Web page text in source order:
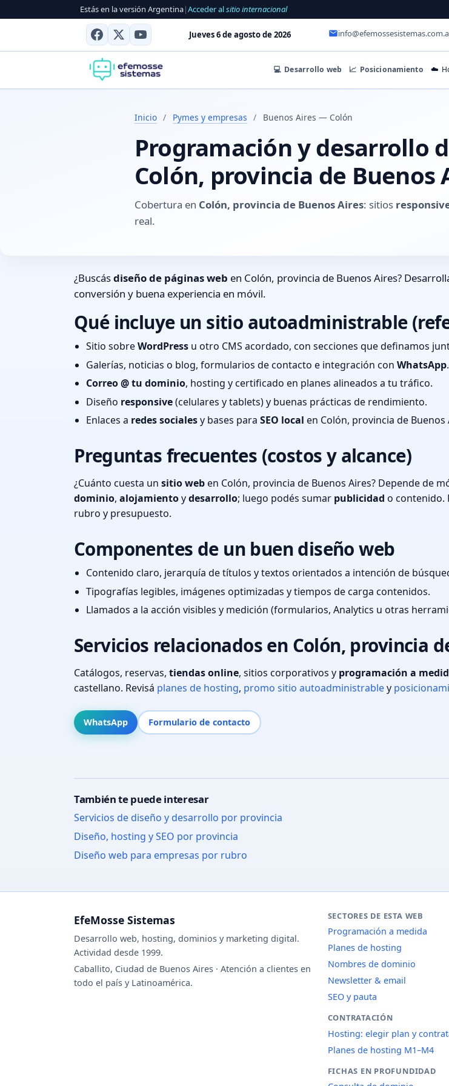
Estás en la versión Argentina|Acceder alsitio internacional
Jueves 6 de agosto de 2026
💻 Desarrollo web 📈 Posicionamiento ☁️
Inicio / Pymes y empresas / Buenos Aires — Colón
Programación y desarrollo
Colón, provincia de Buenos
Cobertura en Colón, provincia de Buenos Aires: sitios
real.
¿Buscásdiseño de páginas web en Colón, provincia de Buenos Aires?
conversión y buena experiencia en móvil.
Qué incluye un sitio autoadministrable
Sitio sobreWordPress u otro CMS acordado, con secciones que definamos
Galerías, noticias o blog, formularios de contacto e integración con WhatsApp.
Correo @ tu dominio, hosting y certificado en planes alineados a tu tráfico.
Diseño responsive(celulares y tablets) y buenas prácticas de rendimiento.
Enlaces a redes socialesy bases para SEO local en Colón, provincia de Buenos
Preguntas frecuentes (costos y alcance)
¿Cuánto cuesta un sitio weben Colón, provincia de Buenos Aires? Depende de
dominio, alojamientoydesarrollo; luego podés sumar publicidad o contenido.
rubro y presupuesto.
Componentes de un buen diseño web
Contenido claro, jerarquía de títulos y textos orientados a intención de
Tipografías legibles, imágenes optimizadas y tiempos de carga contenidos.
Llamados a la acción visibles y medición (formularios, Analytics u otras
Servicios relacionados en Colón, provincia
Catálogos, reservas, tiendas online, sitios corporativos y programación a
castellano. Revisá planes de hosting, promo sitio autoadministrabley
WhatsApp Formulario de contacto
También te puede interesar
Servicios de diseño y desarrollo por provincia
Diseño, hosting y SEO por provincia
Diseño web para empresas por rubro
EfeMosse Sistemas
Desarrollo web, hosting, dominios y marketing digital.
Actividad desde 1999.
Caballito, Ciudad de Buenos Aires · Atención a clientes en
todo el país y Latinoamérica.
SECTORES DE ESTA WEB
Programación a medida
Planes de hosting
Nombres de dominio
Newsletter & email
SEO y pauta
CONTRATACIÓN
Hosting: elegir plan y
Planes de hosting M1–M4
FICHAS EN PROFUNDIDAD